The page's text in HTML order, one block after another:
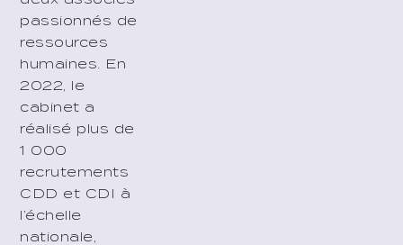
passionnés de
ressources
humaines. En
2022, le
cabinet a
réalisé plus de
1 000
recrutements
CDD et CDI à
l’échelle
nationale,